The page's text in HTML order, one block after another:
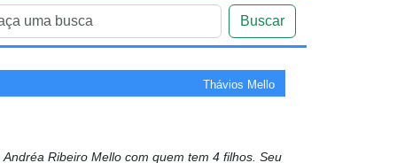
Buscar
Thávios Mello
Ribeiro Mello com quem tem 4 filhos. Seu